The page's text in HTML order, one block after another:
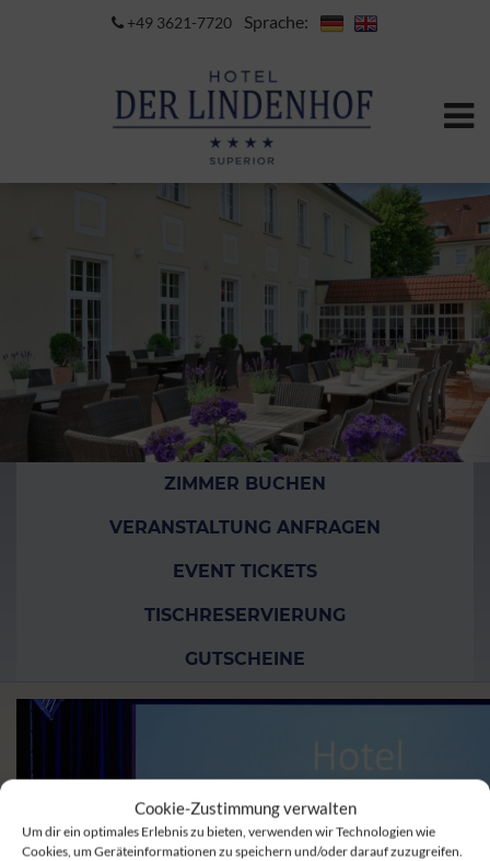
Cookie-Zustimmung verwalten
Um dir ein optimales Erlebnis zu bieten, verwenden wir Technologien wie
Cookies, um Geräteinformationen zu speichern und/oder darauf zuzugreifen.
+49 3621-7720 Sprache:
ZIMMER BUCHEN
VERANSTALTUNG ANFRAGEN
EVENT TICKETS
TISCHRESERVIERUNG
GUTSCHEINE